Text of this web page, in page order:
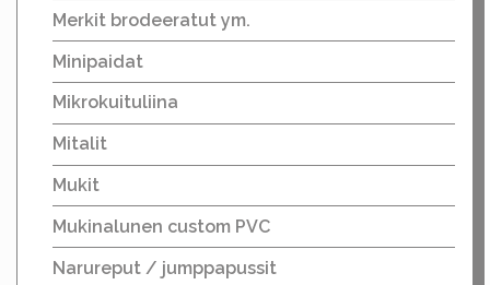
Merkit brodeeratut ym.
Minipaidat
Mikrokuituliina
Mitalit
Mukit
Mukinalunen custom PVC
Narureput / jumppapussit